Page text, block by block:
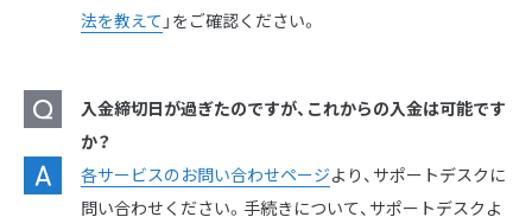
法を教えて 」をご確認ください。
入金締切日が過ぎたのですが、これからの入金は可能です
か？
各サービスのお問い合わせページより、サポートデスクに
問い合わせください。手続きについて、サポートデスクよ